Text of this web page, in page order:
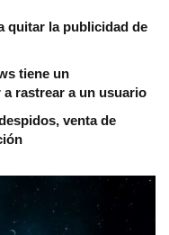
quitar la publicidad de
tiene un
rastrear a un usuario
venta de